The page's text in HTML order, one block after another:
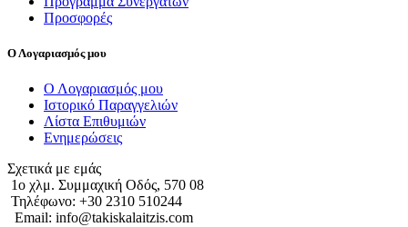
Προσφορές
Ο Λογαριασμός μου
Ο Λογαριασμός μου
Ιστορικό Παραγγελιών
Λίστα Επιθυμιών
Ενημερώσεις
Σχετικά με εμάς
1o χλμ. Συμμαχική Οδός, 570 08
Τηλέφωνο: +30 2310 510244
Email: info@takiskalaitzis.com